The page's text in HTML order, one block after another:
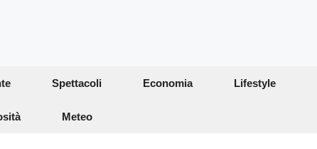
Spettacoli Economia Lifestyle
Meteo